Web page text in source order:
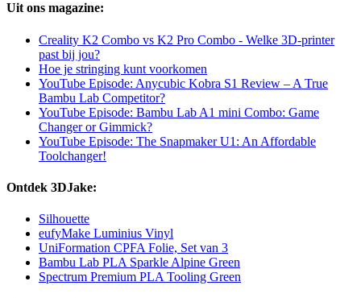
Uit ons magazine:
Creality K2 Combo vs K2 Pro Combo - Welke 3D-printer
past bij jou?
Hoe je stringing kunt voorkomen
YouTube Episode: Anycubic Kobra S1 Review – A True
Bambu Lab Competitor?
YouTube Episode: Bambu Lab A1 mini Combo: Game
Changer or Gimmick?
YouTube Episode: The Snapmaker U1: An Affordable
Toolchanger!
Ontdek 3DJake:
Silhouette
eufyMake Luminius Vinyl
UniFormation CPFA Folie, Set van 3
Bambu Lab PLA Sparkle Alpine Green
Spectrum Premium PLA Tooling Green